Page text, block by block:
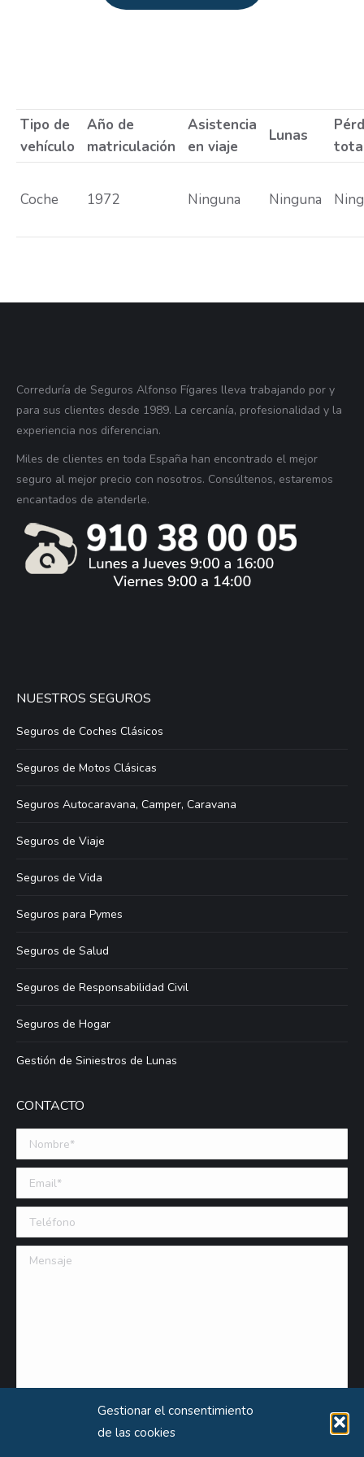
Gestionar el consentimiento
de las cookies
Tipo de
vehículo
Año de
matriculación
Asistencia
en viaje
Lunas
Coche 1972 Ninguna Ninguna
Correduría de Seguros Alfonso Fígares lleva trabajando por y
para sus clientes desde 1989. La cercanía, profesionalidad y la
experiencia nos diferencian.
Miles de clientes en toda España han encontrado el mejor
seguro al mejor precio con nosotros. Consúltenos, estaremos
encantados de atenderle.
NUESTROS SEGUROS
Seguros de Coches Clásicos
Seguros de Motos Clásicas
Seguros Autocaravana, Camper, Caravana
Seguros de Viaje
Seguros de Vida
Seguros para Pymes
Seguros de Salud
Seguros de Responsabilidad Civil
Seguros de Hogar
Gestión de Siniestros de Lunas
CONTACTO
Nombre *
Email (requerido)
Teléfono
Mensaje